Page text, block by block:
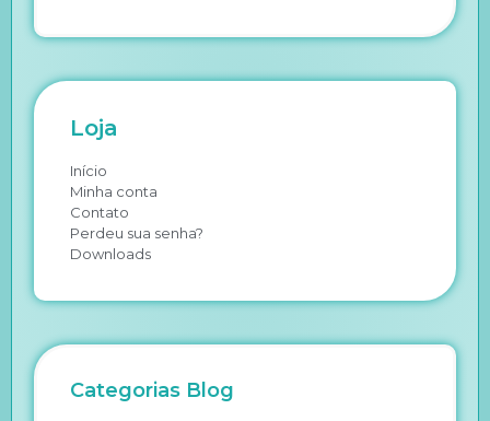
Loja
Início
Minha conta
Contato
Perdeu sua senha?
Downloads
Categorias Blog